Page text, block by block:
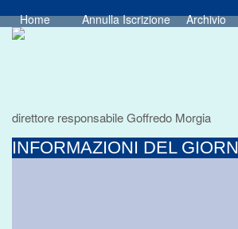
Home Annulla Iscrizione Archivio
direttore responsabile Goffredo Morgia
INFORMAZIONI DEL